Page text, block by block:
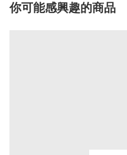
你可能感興趣的商品